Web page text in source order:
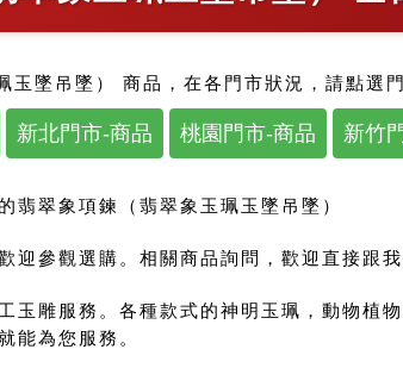
墜吊墜） 商品，在各門市狀況，請點選門
新北門市-商品 桃園門市-商品 新竹
翡翠象項鍊（翡翠象玉珮玉墜吊墜）
迎參觀選購。相關商品詢問，歡迎直接跟
玉雕服務。各種款式的神明玉珮，動物植
能為您服務。